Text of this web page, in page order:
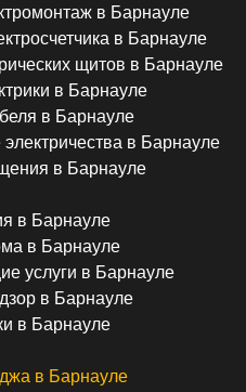
в Барнауле
в Барнауле
щитов в Барнауле
в Барнауле
в Барнауле
в Барнауле
в Барнауле
в Барнауле
в Барнауле
услуги в Барнауле
в Барнауле
в Барнауле
в Барнауле